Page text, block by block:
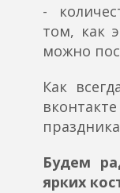
-
том, как
можно
Как
Будем
ярких